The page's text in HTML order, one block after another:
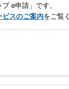
e申請」です。
ビスのご案内をご覧